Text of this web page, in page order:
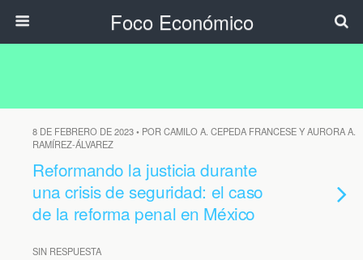
Foco Económico
8 DE FEBRERO DE 2023 • POR CAMILO A. CEPEDA FRANCESE Y AURORA A.
RAMÍREZ-ÁLVAREZ
Reformando la justicia durante
una crisis de seguridad: el caso
de la reforma penal en México
SIN RESPUESTA